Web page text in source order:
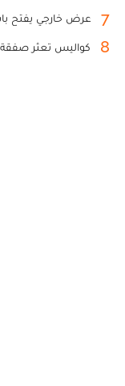
7 عرض خارجي يفتح
8 كواليس تعثر